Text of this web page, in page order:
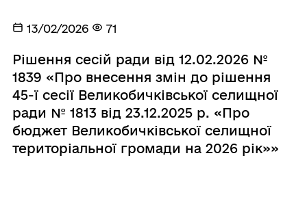
13/02/2026 71
Рішення сесій ради від 12.02.2026 №
1839 «Про внесення змін до рішення
45-ї сесії Великобичківської селищної
ради № 1813 від 23.12.2025 р. «Про
бюджет Великобичківської селищної
територіальної громади на 2026 рік»»